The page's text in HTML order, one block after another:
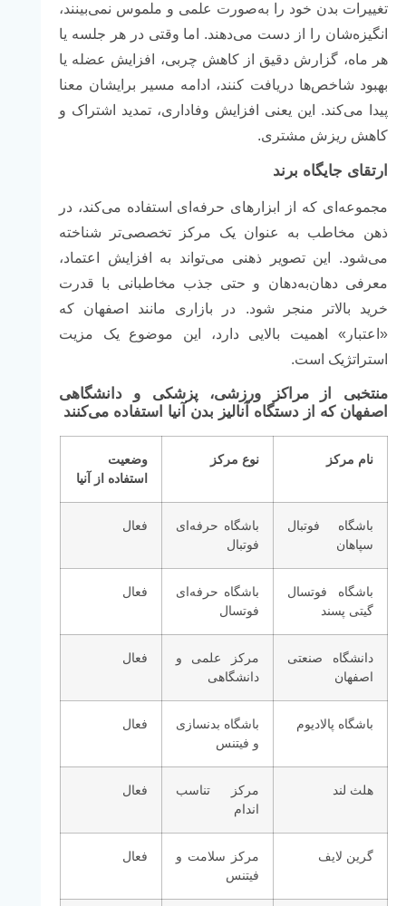
تغییرات بدن خود را به‌صورت علمی و ملموس نمی‌بینند،
انگیزه‌شان را از دست می‌دهند. اما وقتی در هر جلسه یا
هر ماه، گزارش دقیق از کاهش چربی، افزایش عضله یا
بهبود شاخص‌ها دریافت کنند، ادامه مسیر برایشان معنا
پیدا می‌کند. این یعنی افزایش وفاداری، تمدید اشتراک و
کاهش ریزش مشتری.
ارتقای جایگاه برند
مجموعه‌ای که از ابزارهای حرفه‌ای استفاده می‌کند، در
ذهن مخاطب به عنوان یک مرکز تخصصی‌تر شناخته
می‌شود. این تصویر ذهنی می‌تواند به افزایش اعتماد،
معرفی دهان‌به‌دهان و حتی جذب مخاطبانی با قدرت
خرید بالاتر منجر شود. در بازاری مانند اصفهان که
«اعتبار» اهمیت بالایی دارد، این موضوع یک مزیت
استراتژیک است.
منتخبی از مراکز ورزشی، پزشکی و دانشگاهی
اصفهان که از دستگاه آنالیز بدن آنیا استفاده می‌کنند
نام مرکز نوع مرکز
وضعیت
استفاده از آنیا
باشگاه فوتبال
سپاهان
باشگاه حرفه‌ای
فوتبال
فعال
باشگاه فوتسال
گیتی پسند
باشگاه حرفه‌ای
فوتسال
فعال
دانشگاه صنعتی
اصفهان
مرکز علمی و
دانشگاهی
فعال
باشگاه پالادیوم
باشگاه بدنسازی
و فیتنس
فعال
هلث لند
مرکز تناسب
اندام
فعال
گرین لایف
مرکز سلامت و
فیتنس
فعال